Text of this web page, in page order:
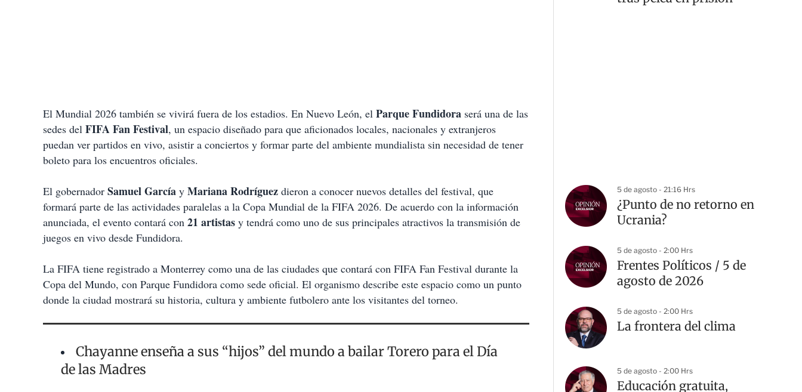
El Mundial 2026 también se vivirá fuera de los estadios. En Nuevo León, el Parque Fundidora será una de las
sedes del FIFA Fan Festival, un espacio diseñado para que aficionados locales, nacionales y extranjeros
puedan ver partidos en vivo, asistir a conciertos y formar parte del ambiente mundialista sin necesidad de tener
boleto para los encuentros oficiales.
El gobernador Samuel García y Mariana Rodríguez dieron a conocer nuevos detalles del festival, que
formará parte de las actividades paralelas a la Copa Mundial de la FIFA 2026. De acuerdo con la información
anunciada, el evento contará con 21 artistas y tendrá como uno de sus principales atractivos la transmisión de
juegos en vivo desde Fundidora.
La FIFA tiene registrado a Monterrey como una de las ciudades que contará con FIFA Fan Festival durante la
Copa del Mundo, con Parque Fundidora como sede oficial. El organismo describe este espacio como un punto
donde la ciudad mostrará su historia, cultura y ambiente futbolero ante los visitantes del torneo.
Chayanne enseña a sus “hijos” del mundo a bailar Torero para el Día
de las Madres
5 de agosto - 21:16 Hrs
¿Punto de no retorno en
Ucrania?
5 de agosto - 2:00 Hrs
Frentes Políticos / 5 de
agosto de 2026
5 de agosto - 2:00 Hrs
La frontera del clima
5 de agosto - 2:00 Hrs
Educación gratuita,